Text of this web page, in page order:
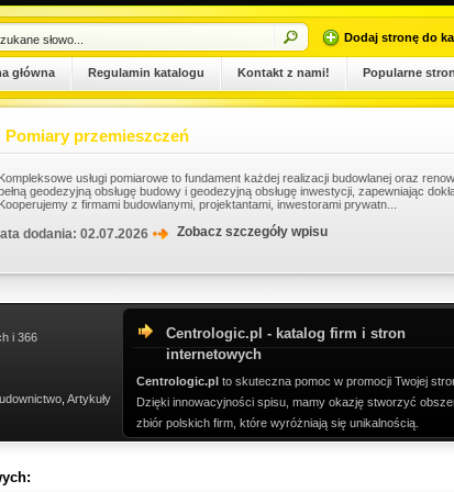
Dodaj stronę do
główna Regulamin katalogu Kontakt z nami! Popularne
Pomiary przemieszczeń
Kompleksowe usługi pomiarowe to fundament każdej realizacji budowlanej oraz
geodezyjną obsługę budowy i geodezyjną obsługę inwestycji, zapewniając
Kooperujemy z firmami budowlanymi, projektantami, inwestorami prywatn...
dodania: 02.07.2026 Zobacz szczegóły wpisu
Centrologic.pl - katalog firm i stron
internetowych
Centrologic.pl to skuteczna pomoc w promocji Twojej
Dzięki innowacyjności spisu, mamy okazję stworzyć
zbiór polskich firm, które wyróżniają się unikalnością.
i 366
Artykuły